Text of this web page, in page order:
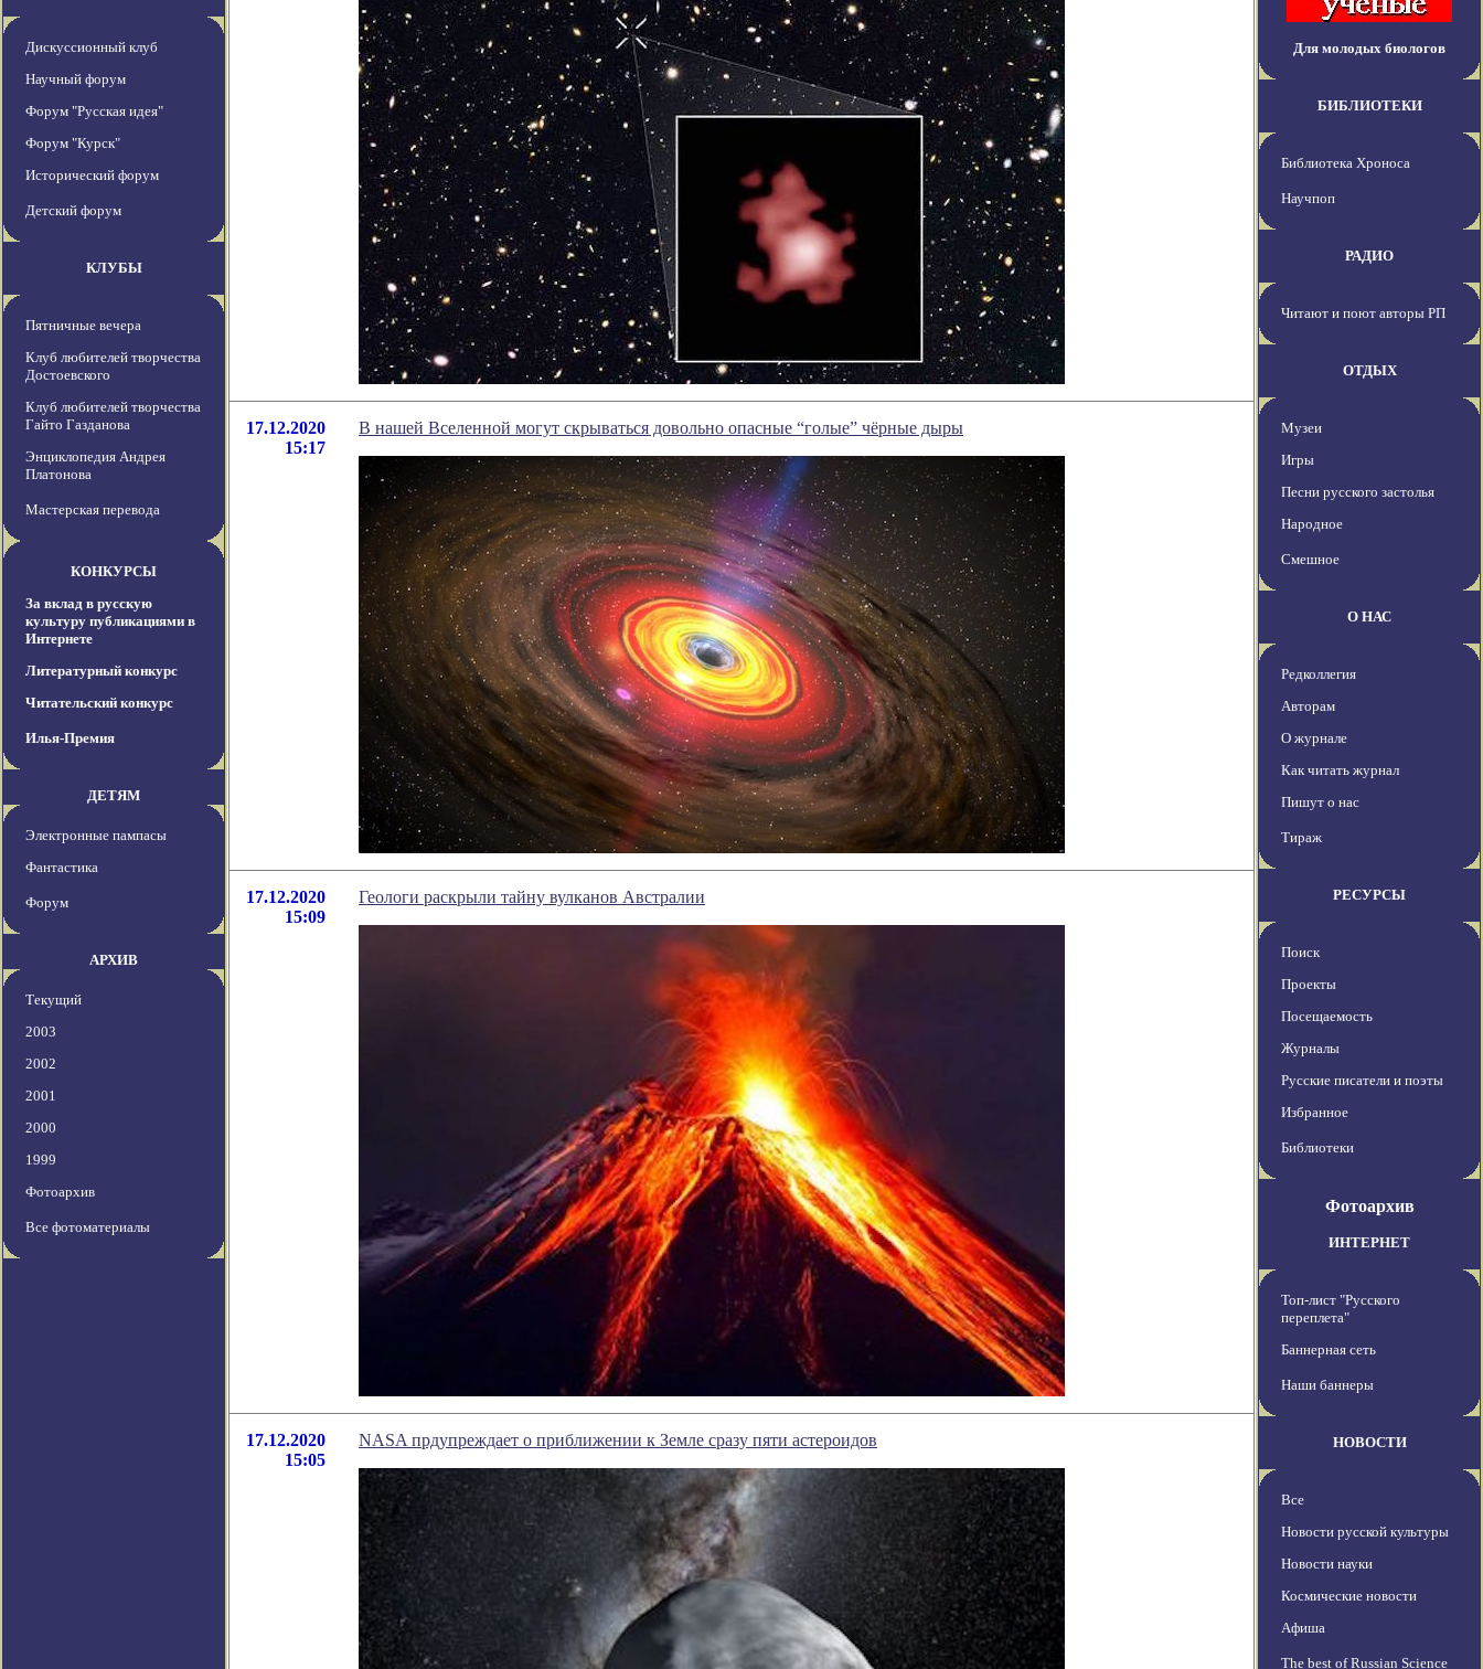
Дискуссионный клуб
Научный форум
Форум "Русская идея"
Форум "Курск"
Исторический форум
Детский форум
КЛУБЫ
Пятничные вечера
Клуб любителей творчества
Достоевского
Клуб любителей творчества
Гайто Газданова
Энциклопедия Андрея
Платонова
Мастерская перевода
КОНКУРСЫ
За вклад в русскую
культуру публикациями в
Интернете
Литературный конкурс
Читательский конкурс
Илья-Премия
ДЕТЯМ
Электронные пампасы
Фантастика
Форум
АРХИВ
Текущий
2003
2002
2001
2000
1999
Фотоархив
Все фотоматериалы
17.12.2020
15:17
В нашей Вселенной могут скрываться довольно опасные “голые” чёрные дыры
17.12.2020
15:09
Геологи раскрыли тайну вулканов Австралии
17.12.2020
15:05
NASA прдупреждает о приближении к Земле сразу пяти астероидов
Для молодых биологов
БИБЛИОТЕКИ
Библиотека Хроноса
Научпоп
РАДИО
Читают и поют авторы РП
ОТДЫХ
Музеи
Игры
Песни русского застолья
Народное
Смешное
О НАС
Редколлегия
Авторам
О журнале
Как читать журнал
Пишут о нас
Тираж
РЕСУРСЫ
Поиск
Проекты
Посещаемость
Журналы
Русские писатели и поэты
Избранное
Библиотеки
Фотоархив
ИНТЕРНЕТ
Топ-лист "Русского
переплета"
Баннерная сеть
Наши баннеры
НОВОСТИ
Все
Новости русской культуры
Новости науки
Космические новости
Афиша
The best of Russian Science